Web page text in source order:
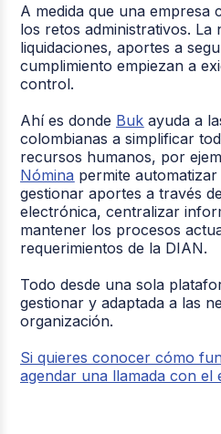
A medida que una empresa
los retos administrativos. La
liquidaciones, aportes a
cumplimiento empiezan a
control.
Ahí es donde Buk ayuda a
colombianas a simplificar
recursos humanos, por
Nómina permite
gestionar aportes a través
electrónica, centralizar
mantener los procesos
requerimientos de la DIAN.
Todo desde una sola
gestionar y adaptada a las
organización.
Si quieres conocer cómo
agendar una llamada con el